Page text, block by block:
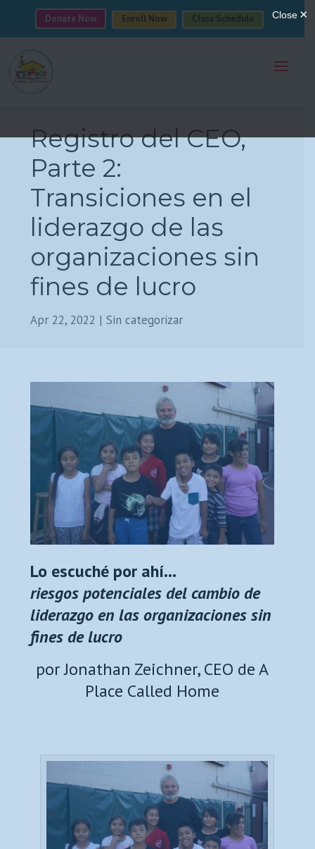
Donate Now Enroll Now Class Schedule
Registro del CEO,
Parte 2:
Transiciones en el
liderazgo de las
organizaciones sin
fines de lucro
Apr 22, 2022 |Sin categorizar
Lo escuché por ahí…
riesgos potenciales del cambio de
liderazgo en las organizaciones sin
fines de lucro
por Jonathan Zeichner, CEO de A
Place Called Home